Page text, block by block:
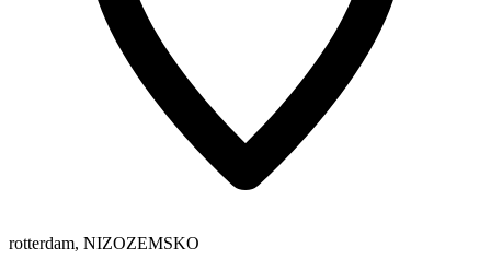
rotterdam, NIZOZEMSKO